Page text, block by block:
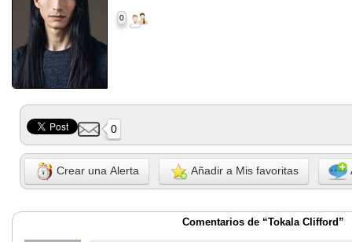
0
0
Crear una Alerta Añadir a Mis favoritas
Comentarios de “Tokala Clifford”